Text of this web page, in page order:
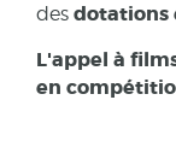
des dotations
L'appel à
en